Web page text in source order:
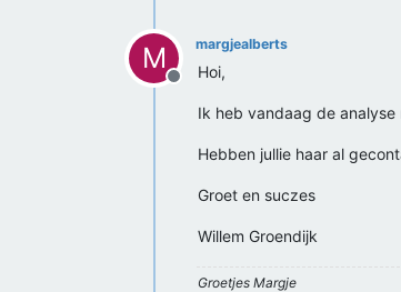
M
Offline
margjealberts
Hoi,
Ik heb vandaag de
Hebben jullie haar al
Groet en suczes
Willem Groendijk
Groetjes Margje